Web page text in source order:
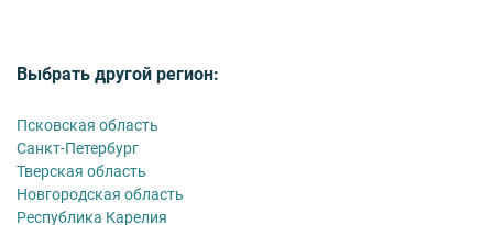
Выбрать другой регион:
Псковская область
Санкт-Петербург
Тверская область
Новгородская область
Республика Карелия